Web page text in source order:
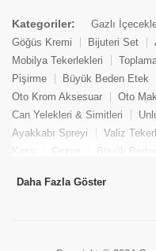
Kategoriler: Gazlı
Göğüs Kremi
Bijuteri Set
Mobilya Tekerlekleri
Pişirme
Büyük Beden Etek
Oto Krom Aksesuar
Oto
Can Yelekleri & Simitleri
Ayakkabı Spreyi
Valiz
Kasa
Cezve Büyük
Tekne Bağlama & Demirleme
Daha Fazla Göster